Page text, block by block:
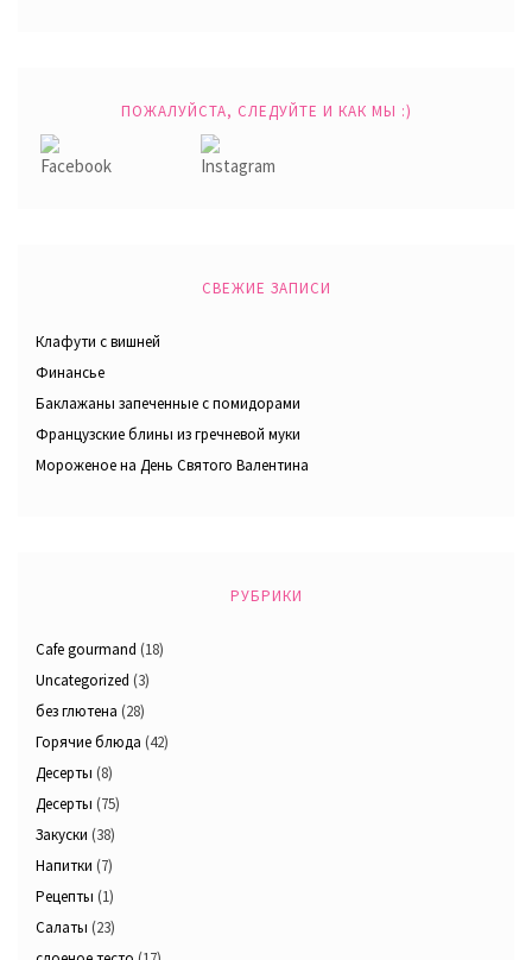
ПОЖАЛУЙСТА, СЛЕДУЙТЕ И КАК МЫ :)
СВЕЖИЕ ЗАПИСИ
Клафути с вишней
Финансье
Баклажаны запеченные с помидорами
Французские блины из гречневой муки
Мороженое на День Святого Валентина
РУБРИКИ
Cafe gourmand (18)
Uncategorized (3)
без глютена (28)
Горячие блюда (42)
Десерты (8)
Десерты (75)
Закуски (38)
Напитки (7)
Рецепты (1)
Салаты (23)